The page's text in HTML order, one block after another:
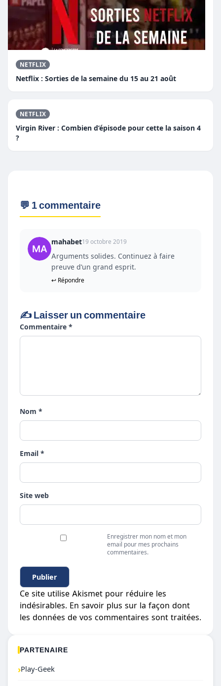
NETFLIX
Netflix : Sorties de la semaine du 15 au 21 août
NETFLIX
Virgin River : Combien d’épisode pour cette la saison 4
?
💬 1 commentaire
mahabet19 octobre 2019
Arguments solides. Continuez à faire
preuve d’un grand esprit.
↩ Répondre
✍️ Laisser un commentaire
Commentaire *
Nom *
Email *
Site web
Enregistrer mon nom et mon
email pour mes prochains
commentaires.
Ce site utilise Akismet pour réduire les
indésirables. En savoir plus sur la façon dont
les données de vos commentaires sont traitées.
PARTENAIRE
›Play-Geek